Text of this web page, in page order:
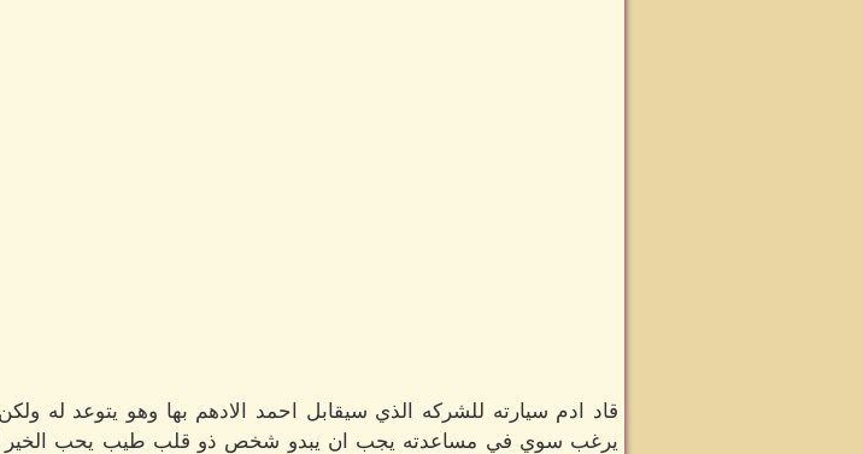
قاد ادم سيارته للشركه الذي سيقابل احمد الادهم بها وهو يتوعد له
يرغب سوي في مساعدته يجب ان يبدو شخص ذو قلب طيب يحب الخير